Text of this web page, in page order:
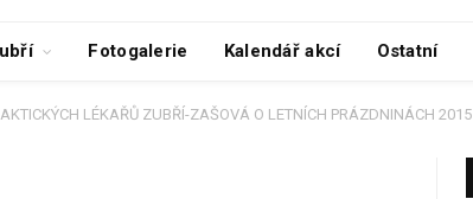
Fotogalerie Kalendář akcí Ostatní
LÉKAŘŮ ZUBŘÍ-ZAŠOVÁ O LETNÍCH PRÁZDNINÁCH 2015